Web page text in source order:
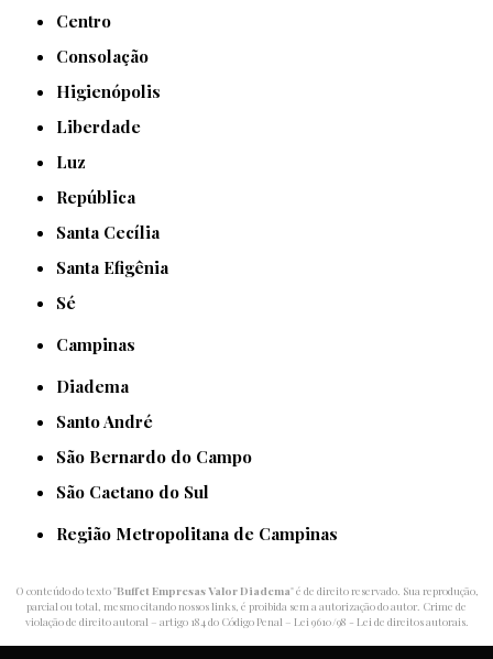
Centro
Consolação
Higienópolis
Liberdade
Luz
República
Santa Cecília
Santa Efigênia
Sé
Campinas
Diadema
Santo André
São Bernardo do Campo
São Caetano do Sul
Região Metropolitana de Campinas
O conteúdo do texto "Buffet Empresas Valor Diadema" é de direito reservado. Sua reprodução,
parcial ou total, mesmo citando nossos links, é proibida sem a autorização do autor. Crime de
violação de direito autoral – artigo 184 do Código Penal – Lei 9610/98 - Lei de direitos autorais.